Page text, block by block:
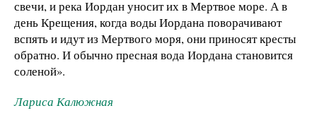
свечи, и река Иордан уносит их в Мертвое море. А в
день Крещения, когда воды Иордана поворачивают
вспять и идут из Мертвого моря, они приносят кресты
обратно. И обычно пресная вода Иордана становится
соленой».
Лариса Калюжная